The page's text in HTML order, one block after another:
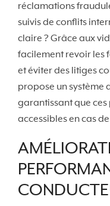
réclamations
suivis de conflits
claire ? Grâce aux
facilement revoir les
et éviter des litiges
propose un système
garantissant que
accessibles en cas